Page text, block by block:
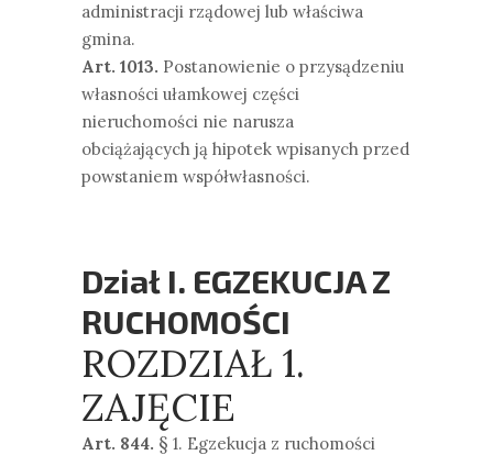
administracji rządowej lub właściwa
gmina.
Art. 1013. Postanowienie o przysądzeniu
własności ułamkowej części
nieruchomości nie narusza
obciążających ją hipotek wpisanych przed
powstaniem współwłasności.
Dział I. EGZEKUCJA Z
RUCHOMOŚCI
ROZDZIAŁ 1.
ZAJĘCIE
Art. 844. § 1. Egzekucja z ruchomości